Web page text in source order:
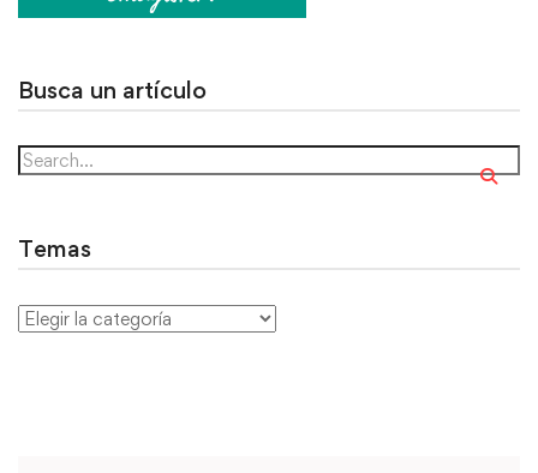
Busca un artículo
Temas